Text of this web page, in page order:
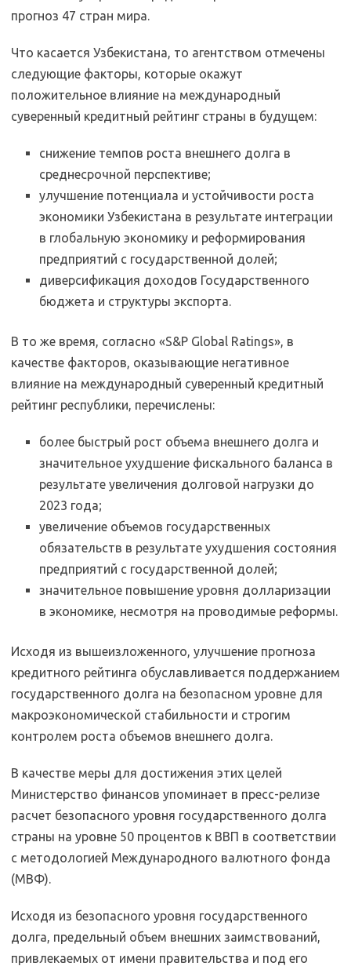
прогноз 47 стран мира.
Что касается Узбекистана, то агентством отмечены
следующие факторы, которые окажут
положительное влияние на международный
суверенный кредитный рейтинг страны в будущем:
снижение темпов роста внешнего долга в
среднесрочной перспективе;
улучшение потенциала и устойчивости роста
экономики Узбекистана в результате интеграции
в глобальную экономику и реформирования
предприятий с государственной долей;
диверсификация доходов Государственного
бюджета и структуры экспорта.
В то же время, согласно «S&P Global Ratings», в
качестве факторов, оказывающие негативное
влияние на международный суверенный кредитный
рейтинг республики, перечислены:
более быстрый рост объема внешнего долга и
значительное ухудшение фискального баланса в
результате увеличения долговой нагрузки до
2023 года;
увеличение объемов государственных
обязательств в результате ухудшения состояния
предприятий с государственной долей;
значительное повышение уровня долларизации
в экономике, несмотря на проводимые реформы.
Исходя из вышеизложенного, улучшение прогноза
кредитного рейтинга обуславливается поддержанием
государственного долга на безопасном уровне для
макроэкономической стабильности и строгим
контролем роста объемов внешнего долга.
В качестве меры для достижения этих целей
Министерство финансов упоминает в пресс-релизе
расчет безопасного уровня государственного долга
страны на уровне 50 процентов к ВВП в соответствии
с методологией Международного валютного фонда
(МВФ).
Исходя из безопасного уровня государственного
долга, предельный объем внешних заимствований,
привлекаемых от имени правительства и под его